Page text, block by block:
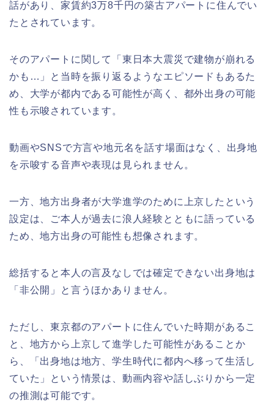
話があり、家賃約3万8千円の築古アパートに住んでい
たとされています。
そのアパートに関して「東日本大震災で建物が崩れる
かも…」と当時を振り返るようなエピソードもあるた
め、大学が都内である可能性が高く、都外出身の可能
性も示唆されています。
動画やSNSで方言や地元名を話す場面はなく、出身地
を示唆する音声や表現は見られません。
一方、地方出身者が大学進学のために上京したという
設定は、ご本人が過去に浪人経験とともに語っている
ため、地方出身の可能性も想像されます。
総括すると本人の言及なしでは確定できない出身地は
「非公開」と言うほかありません。
ただし、東京都のアパートに住んでいた時期があるこ
と、地方から上京して進学した可能性があることか
ら、「出身地は地方、学生時代に都内へ移って生活し
ていた」という情景は、動画内容や話しぶりから一定
の推測は可能です。